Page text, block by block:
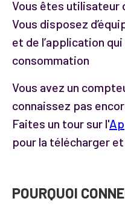
Vous êtes utilisateur
Vous disposez
et de l’application
consommation
Vous avez un
connaissez pas
Faites un tour sur l'
pour la télécharger
POURQUOI